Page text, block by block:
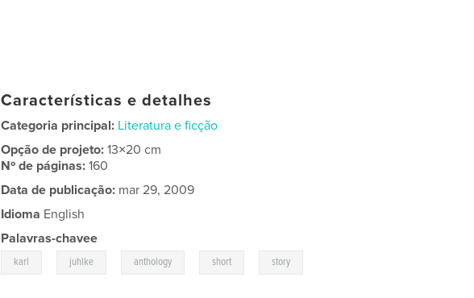
Características e detalhes
Categoria principal: Literatura e ficção
Opção de projeto:13×20 cm
Nº de páginas:160
Data de publicação: mar 29, 2009
Idioma English
Palavras-chavee
karl juhlke anthology short story